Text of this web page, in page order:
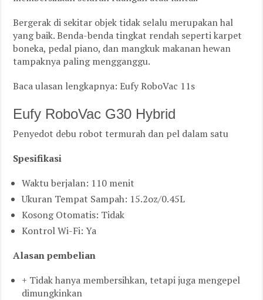
Bergerak di sekitar objek tidak selalu merupakan hal
yang baik. Benda-benda tingkat rendah seperti karpet
boneka, pedal piano, dan mangkuk makanan hewan
tampaknya paling mengganggu.
Baca ulasan lengkapnya: Eufy RoboVac 11s
Eufy RoboVac G30 Hybrid
Penyedot debu robot termurah dan pel dalam satu
Spesifikasi
Waktu berjalan: 110 menit
Ukuran Tempat Sampah: 15.2oz/0.45L
Kosong Otomatis: Tidak
Kontrol Wi-Fi: Ya
Alasan pembelian
+ Tidak hanya membersihkan, tetapi juga mengepel
dimungkinkan